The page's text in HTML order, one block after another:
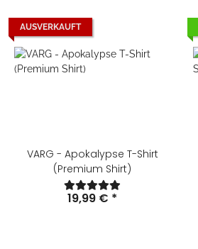
AUSVERKAUFT
VARG - Apokalypse T-Shirt
(Premium Shirt)
19,99 € *